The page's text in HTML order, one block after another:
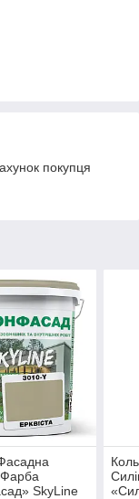
покупця
Фарба
SkyLine